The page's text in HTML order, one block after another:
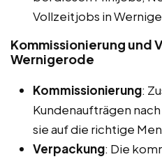
Vollzeitjobs in
Kommissionierung und
Wernigerode
Kommissionierung:
Kundenaufträgen
sie auf die richtige
Verpackung: Die